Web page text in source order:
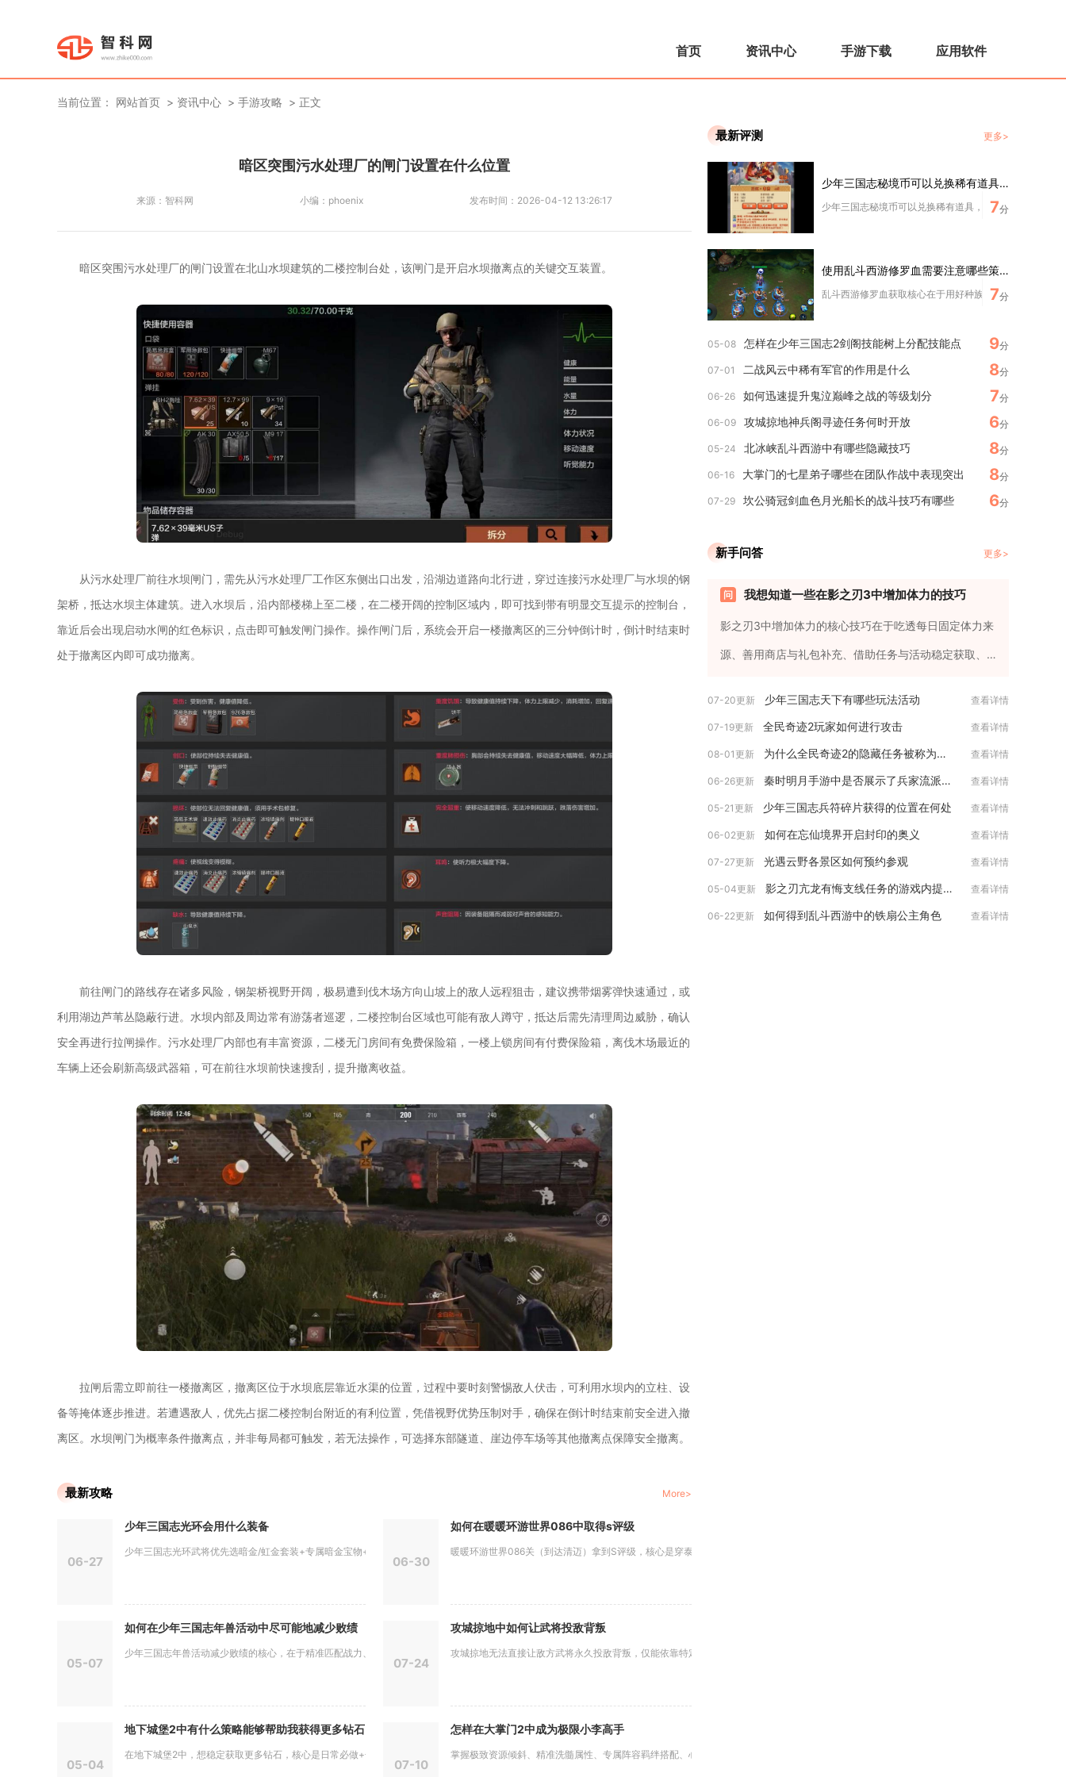
首页 资讯中心 手游下载 应用软件
当前位置： 网站首页 资讯中心 手游攻略 正文
暗区突围污水处理厂的闸门设置在什么位置
来源： 智科网 小编： phoenix 发布时间： 2026-04-12 13:26:17
暗区突围污水处理厂的闸门设置在北山水坝建筑的二楼控制台处，该闸门是开启水坝撤离点的关键交互装置。
从污水处理厂前往水坝闸门，需先从污水处理厂工作区东侧出口出发，沿湖边道路向北行进，穿过连接污水处理厂与水坝的钢
架桥，抵达水坝主体建筑。进入水坝后，沿内部楼梯上至二楼，在二楼开阔的控制区域内，即可找到带有明显交互提示的控制台，
靠近后会出现启动水闸的红色标识，点击即可触发闸门操作。操作闸门后，系统会开启一楼撤离区的三分钟倒计时，倒计时结束时
处于撤离区内即可成功撤离。
前往闸门的路线存在诸多风险，钢架桥视野开阔，极易遭到伐木场方向山坡上的敌人远程狙击，建议携带烟雾弹快速通过，或
利用湖边芦苇丛隐蔽行进。水坝内部及周边常有游荡者巡逻，二楼控制台区域也可能有敌人蹲守，抵达后需先清理周边威胁，确认
安全再进行拉闸操作。污水处理厂内部也有丰富资源，二楼无门房间有免费保险箱，一楼上锁房间有付费保险箱，离伐木场最近的
车辆上还会刷新高级武器箱，可在前往水坝前快速搜刮，提升撤离收益。
拉闸后需立即前往一楼撤离区，撤离区位于水坝底层靠近水渠的位置，过程中要时刻警惕敌人伏击，可利用水坝内的立柱、设
备等掩体逐步推进。若遭遇敌人，优先占据二楼控制台附近的有利位置，凭借视野优势压制对手，确保在倒计时结束前安全进入撤
离区。水坝闸门为概率条件撤离点，并非每局都可触发，若无法操作，可选择东部隧道、崖边停车场等其他撤离点保障安全撤离。
最新攻略 More>
06-27
少年三国志光环会用什么装备
少年三国志光环武将优先选暗金/虹金套装+专属暗金宝物+速度/...
06-30
如何在暖暖环游世界086中取得s评级
暖暖环游世界086关（到达清迈）拿到S评级，核心是穿泰式清雅...
05-07
如何在少年三国志年兽活动中尽可能地减少败绩
少年三国志年兽活动减少败绩的核心，在于精准匹配战力、分层应对...
07-24
攻城掠地中如何让武将投敌背叛
攻城掠地无法直接让敌方武将永久投敌背叛，仅能依靠特定武将的战...
05-04
地下城堡2中有什么策略能够帮助我获得更多钻石
在地下城堡2中，想稳定获取更多钻石，核心是日常必做+长期规划...
07-10
怎样在大掌门2中成为极限小李高手
掌握极致资源倾斜、精准洗髓属性、专属阵容羁绊搭配、心法神兵定...
最新评测 更多>
少年三国志秘境币可以兑换稀有道具吗
少年三国志秘境币可以兑换稀有道具，无上秘境专属商店
7分
使用乱斗西游修罗血需要注意哪些策略
乱斗西游修罗血获取核心在于用好种族克制、把控选将顺
7分
05-08 怎样在少年三国志2剑阁技能树上分配技能点 9分
07-01 二战风云中稀有军官的作用是什么 8分
06-26 如何迅速提升鬼泣巅峰之战的等级划分 7分
06-09 攻城掠地神兵阁寻迹任务何时开放 6分
05-24 北冰峡乱斗西游中有哪些隐藏技巧 8分
06-16 大掌门的七星弟子哪些在团队作战中表现突出 8分
07-29 坎公骑冠剑血色月光船长的战斗技巧有哪些 6分
新手问答 更多>
我想知道一些在影之刃3中增加体力的技巧
影之刃3中增加体力的核心技巧在于吃透每日固定体力来
源、善用商店与礼包补充、借助任务与活动稳定获取、
07-20更新 少年三国志天下有哪些玩法活动 查看详情
07-19更新 全民奇迹2玩家如何进行攻击 查看详情
08-01更新 为什么全民奇迹2的隐藏任务被称为仁慈的心 查看详情
06-26更新 秦时明月手游中是否展示了兵家流派的形象 查看详情
05-21更新 少年三国志兵符碎片获得的位置在何处 查看详情
06-02更新 如何在忘仙境界开启封印的奥义 查看详情
07-27更新 光遇云野各景区如何预约参观 查看详情
05-04更新 影之刃亢龙有悔支线任务的游戏内提示在哪里 查看详情
06-22更新 如何得到乱斗西游中的铁扇公主角色 查看详情